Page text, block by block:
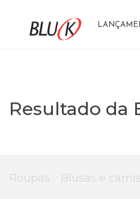
Resultado da
Roupas Blusas e